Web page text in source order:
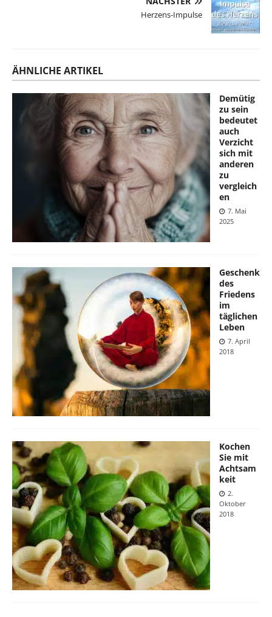
Herzens-Impulse
ÄHNLICHE ARTIKEL
Demütig
zu sein
bedeutet
auch
Verzicht
sich mit
anderen
zu
vergleich
en
7. Mai
2025
Geschenk
des
Friedens
im
täglichen
Leben
7. April
2018
Kochen
Sie mit
Achtsam
keit
2.
Oktober
2018